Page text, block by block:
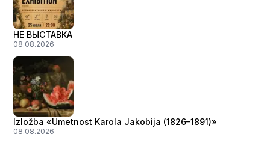
НЕ ВЫСТАВКА
08.08.2026
Izložba «Umetnost Karola Jakobija (1826–1891)»
08.08.2026